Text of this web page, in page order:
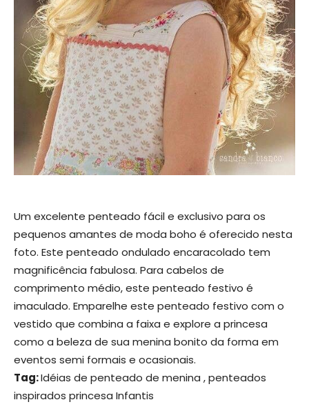
Um excelente penteado fácil e exclusivo para os
pequenos amantes de moda boho é oferecido nesta
foto. Este penteado ondulado encaracolado tem
magnificência fabulosa. Para cabelos de
comprimento médio, este penteado festivo é
imaculado. Emparelhe este penteado festivo com o
vestido que combina a faixa e explore a princesa
como a beleza de sua menina bonito da forma em
eventos semi formais e ocasionais.
Tag:Idéias de penteado de menina , penteados
inspirados princesa Infantis